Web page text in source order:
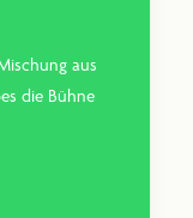
aus
die Bühne